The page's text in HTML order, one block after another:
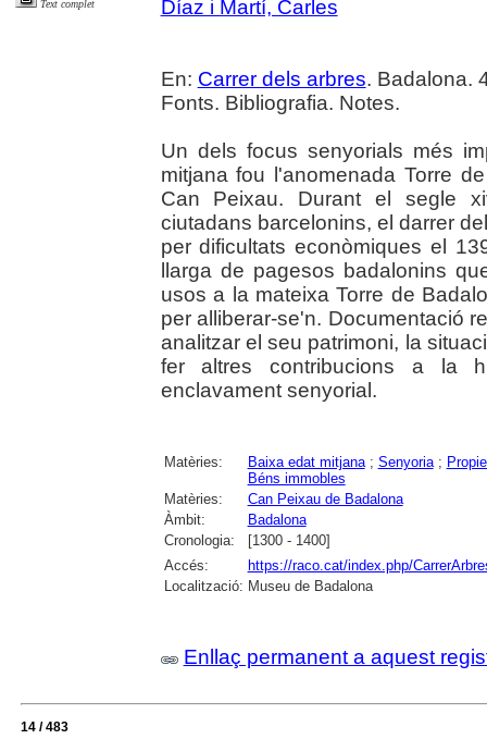
Text complet
Díaz i Martí, Carles
En: Carrer dels arbres. Badalona.
Fonts. Bibliografia. Notes.
Un dels focus senyorials més
mitjana fou l'anomenada Torre
Can Peixau. Durant el segle
ciutadans barcelonins, el darrer
per dificultats econòmiques el
llarga de pagesos badalonins
usos a la mateixa Torre de
per alliberar-se'n. Documentació
analitzar el seu patrimoni, la
fer altres contribucions a la
enclavament senyorial.
Matèries: Baixa edat mitjana; Senyoria;
Béns immobles
Matèries:
Can Peixau de Badalona
Àmbit:
Badalona
Cronologia:
[1300 - 1400]
Accés:
https://raco.cat/index.php/
Localització: Museu de Badalona
Enllaç permanent a aquest
14 / 483